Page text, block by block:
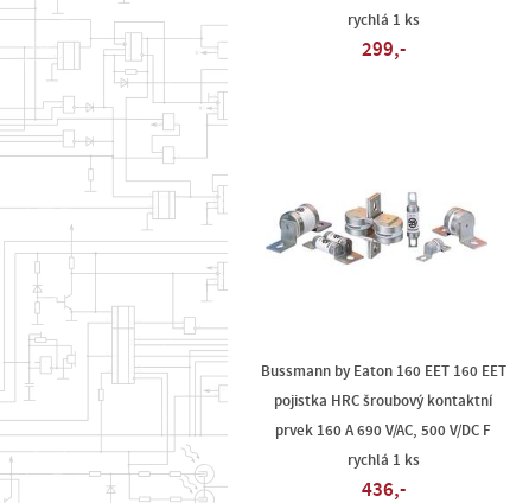
rychlá 1 ks
299,-
Bussmann by Eaton 160 EET 160 EET
pojistka HRC šroubový kontaktní
prvek 160 A 690 V/AC, 500 V/DC F
rychlá 1 ks
436,-